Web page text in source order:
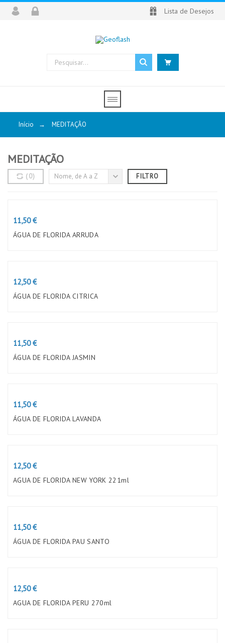
Lista de Desejos
Início → MEDITAÇÃO
CATEGORIAS
ÓLEOS & ESSÊNCIAS
SAÚDE & BEM ESTAR
PESO
MEDITAÇÃO
MEDITAÇÃO
(0) Nome, de A a Z FILTRO
Preço
11,50 €
ÁGUA DE FLORIDA ARRUDA
Preço
12,50 €
ÁGUA DE FLORIDA CITRICA
Preço
11,50 €
ÁGUA DE FLORIDA JASMIN
Preço
11,50 €
ÁGUA DE FLORIDA LAVANDA
Preço
12,50 €
AGUA DE FLORIDA NEW YORK 221ml
Preço
11,50 €
ÁGUA DE FLORIDA PAU SANTO
Preço
12,50 €
AGUA DE FLORIDA PERU 270ml